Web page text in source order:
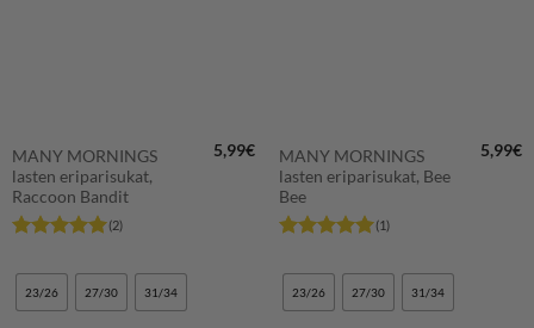
MANY MORNINGS
lasten eriparisukat,
Raccoon Bandit
tuotteesta:5
/ 5
(2)
5,99€
23/26 27/30 31/34
MANY MORNINGS
lasten eriparisukat, Bee
Bee
tuotteesta:5
/ 5
(1)
5,99€
23/26 27/30 31/34